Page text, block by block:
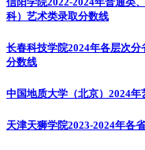
科） 艺术类录取分数线
长春科技学院2024年各层次分
分数线
中国地质大学（北京）2024
天津天狮学院2023-2024年各